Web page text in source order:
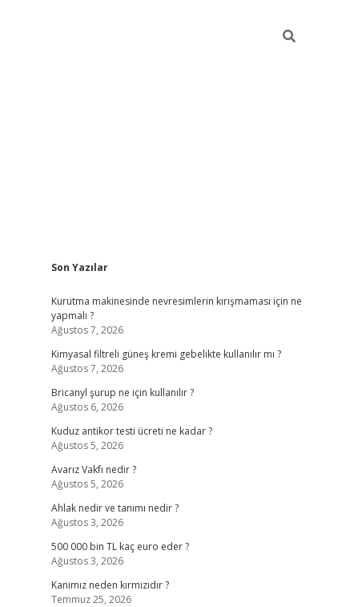
Sidebar
Son Yazılar
Kurutma makinesinde nevresimlerin kırışmaması için ne
yapmalı ?
Ağustos 7, 2026
Kimyasal filtreli güneş kremi gebelikte kullanılır mı ?
Ağustos 7, 2026
Bricanyl şurup ne için kullanılır ?
Ağustos 6, 2026
Kuduz antikor testi ücreti ne kadar ?
Ağustos 5, 2026
Avarız Vakfı nedir ?
Ağustos 5, 2026
Ahlak nedir ve tanımı nedir ?
Ağustos 3, 2026
500 000 bin TL kaç euro eder ?
Ağustos 3, 2026
Kanımız neden kırmızıdır ?
Temmuz 25, 2026
vdcasino güncel giriş